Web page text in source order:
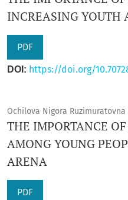
INCREASING YOUTH
PDF
DOI: https://doi.org/
Ochilovа Nigorа Ruzimuratovna
THE IMPORTANCE
AMONG YOUNG
ARENA
PDF